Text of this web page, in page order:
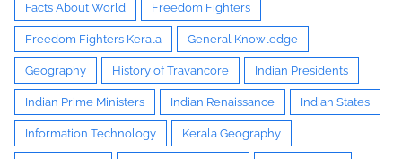
Facts About World Freedom Fighters
Freedom Fighters Kerala General Knowledge
Geography History of Travancore Indian Presidents
Indian Prime Ministers Indian Renaissance Indian States
Information Technology Kerala Geography